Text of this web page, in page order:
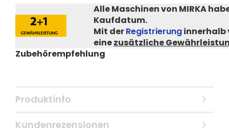
Alle Maschinen von MIRKA
Kaufdatum.
Mit derRegistrierunginnerhalb
einezusätzliche
Zubehörempfehlung
Produktinfo
Kundenrezensionen